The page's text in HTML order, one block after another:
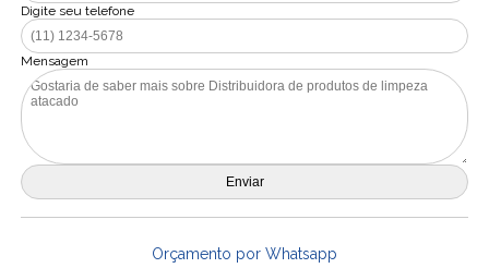
Digite seu telefone
Mensagem
Orçamento por Whatsapp